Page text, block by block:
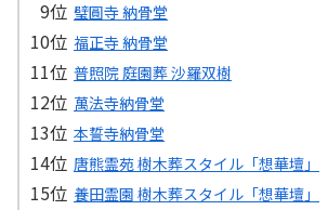
璧圓寺 納骨堂
福正寺 納骨堂
普照院 庭園葬 沙羅双樹
萬法寺納骨堂
本誓寺納骨堂
唐熊霊苑 樹木葬スタイル「想華壇」
養田霊園 樹木葬スタイル「想華壇」